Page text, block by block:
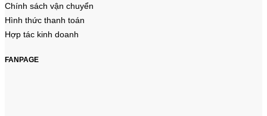
Chính sách vận chuyển
Hình thức thanh toán
Hợp tác kinh doanh
FANPAGE